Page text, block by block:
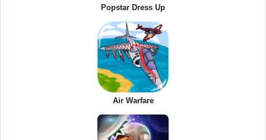
Popstar Dress Up
Air Warfare